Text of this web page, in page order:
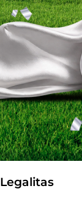
Legalitas